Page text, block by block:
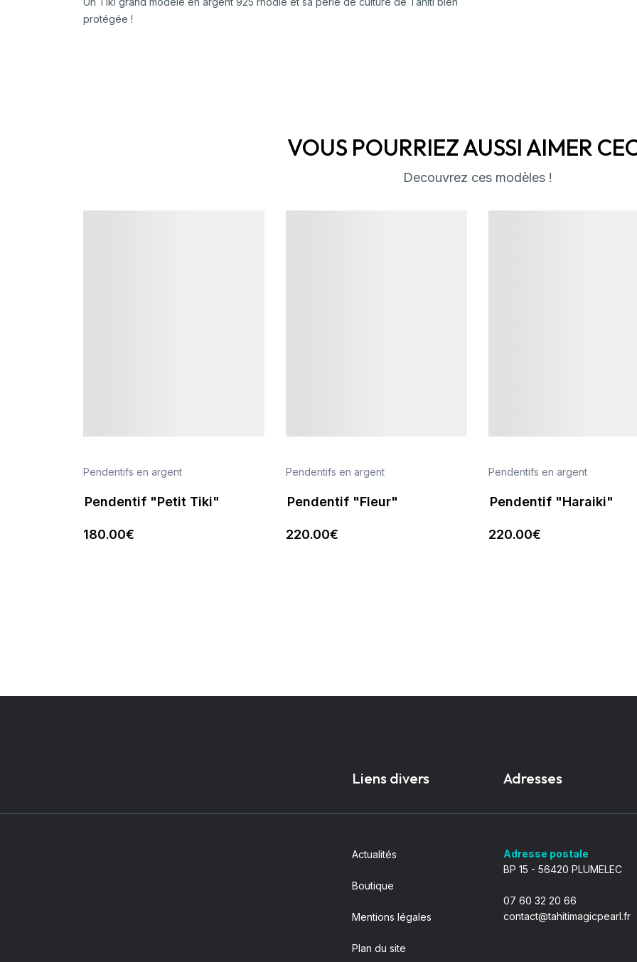
protégée !
VOUS POURRIEZ AUSSI AIMER
Decouvrez ces modèles !
Pendentifs en argent
Pendentif "Petit Tiki"
180.00€
Pendentifs en argent
Pendentif "Fleur"
220.00€
Pendentifs en argent
Pendentif "Haraiki"
220.00€
Liens divers
Actualités
Boutique
Mentions légales
Plan du site
Adresses
Adresse postale
BP 15 - 56420 PLUMELEC
07 60 32 20 66
contact@tahitimagicpearl.fr